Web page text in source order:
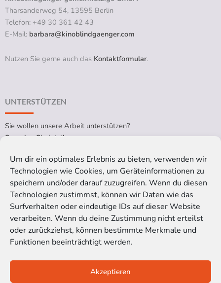
Um dir ein optimales Erlebnis zu bieten, verwenden wir
Technologien wie Cookies, um Geräteinformationen zu
speichern und/oder darauf zuzugreifen. Wenn du diesen
Technologien zustimmst, können wir Daten wie das
Surfverhalten oder eindeutige IDs auf dieser Website
verarbeiten. Wenn du deine Zustimmung nicht erteilst
oder zurückziehst, können bestimmte Merkmale und
Funktionen beeinträchtigt werden.
Akzeptieren
Tharsanderweg 54, 13595 Berlin
Telefon: +49 30 361 42 43
E-Mail: barbara@kinoblindgaenger.com
Nutzen Sie gerne auch das Kontaktformular.
UNTERSTÜTZEN
Sie wollen unsere Arbeit unterstützen?
Spenden Sie jetzt!
RECHTLICHES
Impressum
Datenschutzerklärung
Cookie-Richtlinie (EU)
Satzung der Kinoblindgänger gGmbH
© 2016-2026 Kinoblindgänger gemeinnützige GmbH